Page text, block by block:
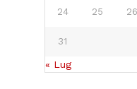
24 25 26
31
« Lug